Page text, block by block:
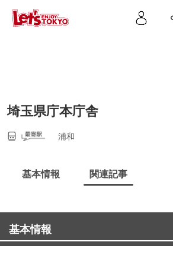
埼玉県庁本庁舎
浦和
基本情報 関連記事
基本情報